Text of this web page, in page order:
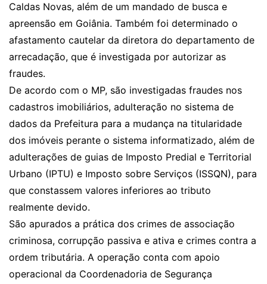
Caldas Novas, além de um mandado de busca e
apreensão em Goiânia. Também foi determinado o
afastamento cautelar da diretora do departamento de
arrecadação, que é investigada por autorizar as
fraudes.
De acordo com o MP, são investigadas fraudes nos
cadastros imobiliários, adulteração no sistema de
dados da Prefeitura para a mudança na titularidade
dos imóveis perante o sistema informatizado, além de
adulterações de guias de Imposto Predial e Territorial
Urbano (IPTU) e Imposto sobre Serviços (ISSQN), para
que constassem valores inferiores ao tributo
realmente devido.
São apurados a prática dos crimes de associação
criminosa, corrupção passiva e ativa e crimes contra a
ordem tributária. A operação conta com apoio
operacional da Coordenadoria de Segurança